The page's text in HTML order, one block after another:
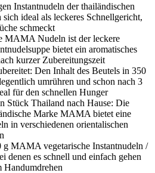
Instantnudeln der thailändischen
ideal als leckeres Schnellgericht,
schmeckt
MAMA Nudeln ist der leckere
bietet ein aromatisches
kurzer Zubereitungszeit
Den Inhalt des Beutels in 350
umrühren und schon nach 3
für den schnellen Hunger
Thailand nach Hause: Die
Marke MAMA bietet eine
in verschiedenen orientalischen
MAMA vegetarische Instantnudeln /
denen es schnell und einfach gehen
Handumdrehen